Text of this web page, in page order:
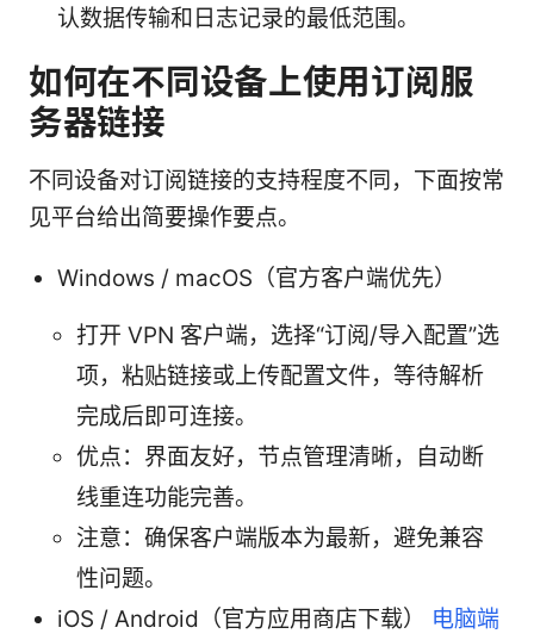
认数据传输和日志记录的最低范围。
如何在不同设备上使用订阅服
务器链接
不同设备对订阅链接的支持程度不同，下面按常
见平台给出简要操作要点。
Windows / macOS（官方客户端优先）
打开 VPN 客户端，选择“订阅/导入配置”选
项，粘贴链接或上传配置文件，等待解析
完成后即可连接。
优点：界面友好，节点管理清晰，自动断
线重连功能完善。
注意：确保客户端版本为最新，避免兼容
性问题。
iOS / Android（官方应用商店下载） 电脑端